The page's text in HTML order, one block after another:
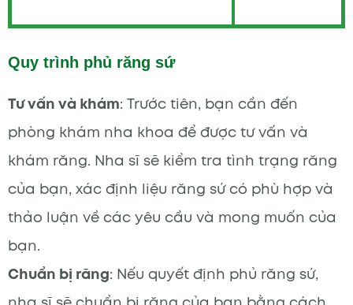
Quy trình phủ răng sứ
Tư vấn và khám: Trước tiên, bạn cần đến
phòng khám nha khoa để được tư vấn và
khám răng. Nha sĩ sẽ kiểm tra tình trạng răng
của bạn, xác định liệu răng sứ có phù hợp và
thảo luận về các yêu cầu và mong muốn của
bạn.
Chuẩn bị răng: Nếu quyết định phủ răng sứ,